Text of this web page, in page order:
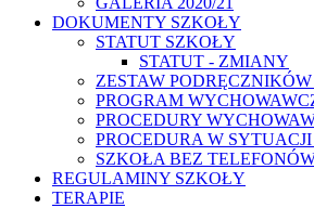
DOKUMENTY SZKOŁY
STATUT SZKOŁY
STATUT - ZMIANY
ZESTAW PODRĘCZNIKÓW
PROGRAM
PROCEDURY
PROCEDURA W
SZKOŁA BEZ
REGULAMINY SZKOŁY
TERAPIE